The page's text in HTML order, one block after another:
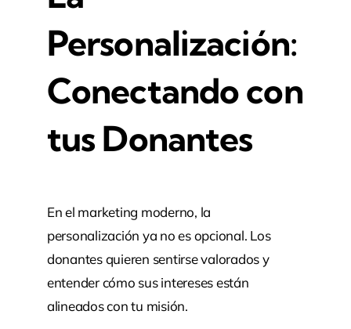
Personalización:
Conectando con
tus Donantes
En el marketing moderno, la
personalización ya no es opcional. Los
donantes quieren sentirse valorados y
entender cómo sus intereses están
alineados con tu misión.